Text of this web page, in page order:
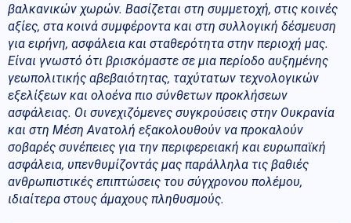
βαλκανικών χωρών. Βασίζεται στη συμμετοχή, στις κοινές
αξίες, στα κοινά συμφέροντα και στη συλλογική δέσμευση
για ειρήνη, ασφάλεια και σταθερότητα στην περιοχή μας.
Eίναι γνωστό ότι βρισκόμαστε σε μια περίοδο αυξημένης
γεωπολιτικής αβεβαιότητας, ταχύτατων τεχνολογικών
εξελίξεων και ολοένα πιο σύνθετων προκλήσεων
ασφάλειας. Οι συνεχιζόμενες συγκρούσεις στην Ουκρανία
και στη Μέση Ανατολή εξακολουθούν να προκαλούν
σοβαρές συνέπειες για την περιφερειακή και ευρωπαϊκή
ασφάλεια, υπενθυμίζοντάς μας παράλληλα τις βαθιές
ανθρωπιστικές επιπτώσεις του σύγχρονου πολέμου,
ιδιαίτερα στους άμαχους πληθυσμούς.